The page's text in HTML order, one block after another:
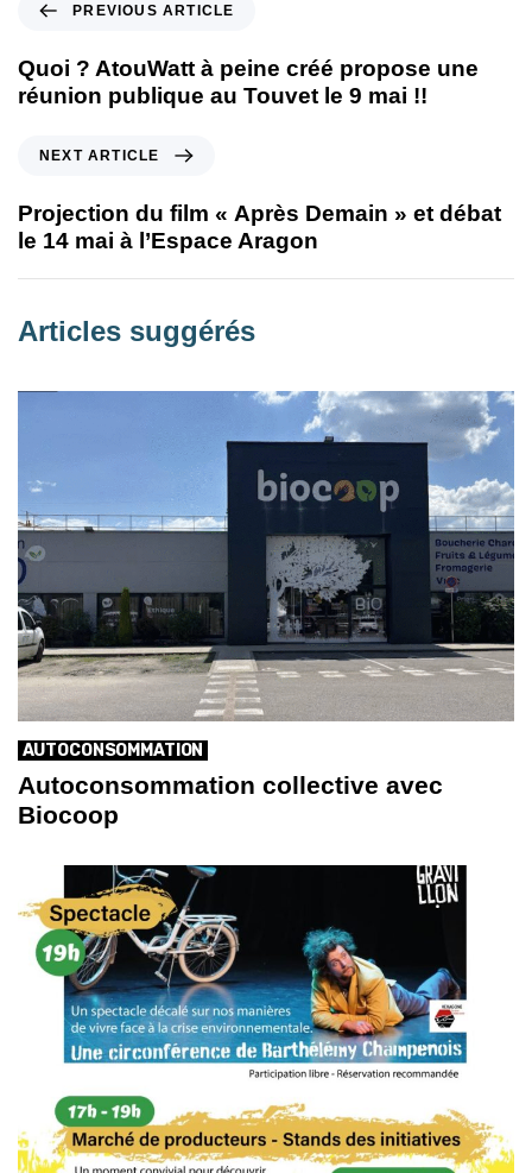
PREVIOUS ARTICLE
Quoi ? AtouWatt à peine créé propose une
réunion publique au Touvet le 9 mai !!
NEXT ARTICLE
Projection du film « Après Demain » et débat
le 14 mai à l’Espace Aragon
Articles suggérés
AUTOCONSOMMATION
Autoconsommation collective avec
Biocoop